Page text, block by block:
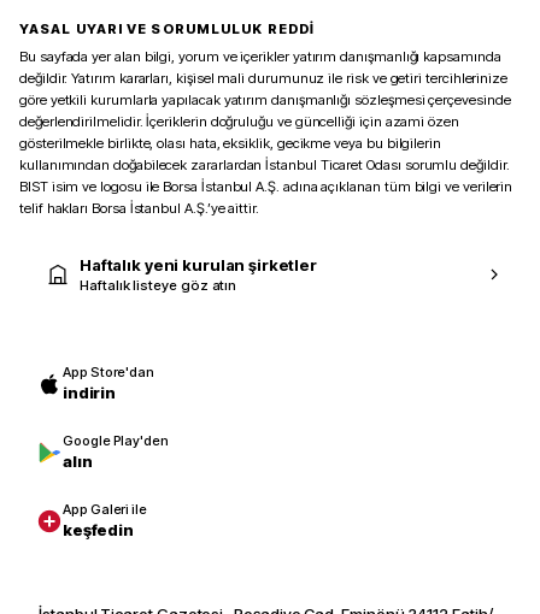
YASAL UYARI VE SORUMLULUK REDDİ
Bu sayfada yer alan bilgi, yorum ve içerikler yatırım danışmanlığı kapsamında
değildir. Yatırım kararları, kişisel mali durumunuz ile risk ve getiri tercihlerinize
göre yetkili kurumlarla yapılacak yatırım danışmanlığı sözleşmesi çerçevesinde
değerlendirilmelidir. İçeriklerin doğruluğu ve güncelliği için azami özen
gösterilmekle birlikte, olası hata, eksiklik, gecikme veya bu bilgilerin
kullanımından doğabilecek zararlardan İstanbul Ticaret Odası sorumlu değildir.
BIST isim ve logosu ile Borsa İstanbul A.Ş. adına açıklanan tüm bilgi ve verilerin
telif hakları Borsa İstanbul A.Ş.’ye aittir.
Haftalık yeni kurulan şirketler
Haftalık listeye göz atın
App Store'dan
indirin
Google Play'den
alın
App Galeri ile
keşfedin